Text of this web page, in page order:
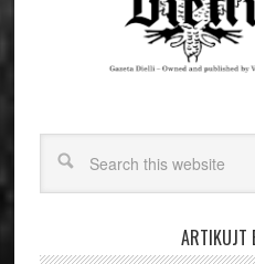
ARTIKUJT